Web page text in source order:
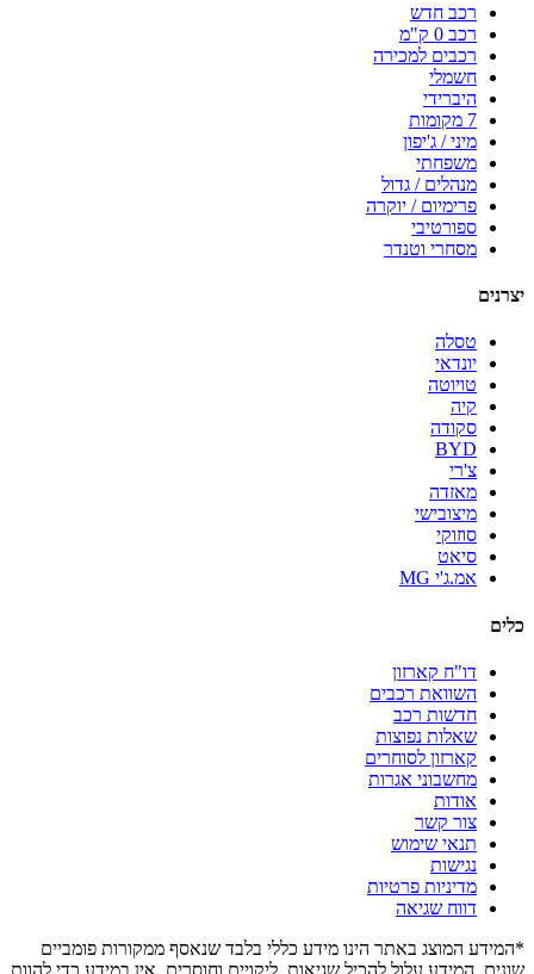
רכב חדש
רכב 0 ק"מ
רכבים למכירה
חשמלי
היברידי
7 מקומות
מיני / ג'יפון
משפחתי
מנהלים / גדול
פרימיום / יוקרה
ספורטיבי
מסחרי וטנדר
יצרנים
טסלה
יונדאי
טויוטה
קיה
סקודה
BYD
צ'רי
מאזדה
מיצובישי
סוזוקי
סיאט
אמ.ג'י MG
כלים
דו"ח קארזון
השוואת רכבים
חדשות רכב
שאלות נפוצות
קארזון לסוחרים
מחשבוני אגרות
אודות
צור קשר
תנאי שימוש
נגישות
מדיניות פרטיות
דווח שגיאה
*המידע המוצג באתר הינו מידע כללי בלבד שנאסף ממקורות פומביים
שונים. המידע עלול להכיל שגיאות, ליקויים וחוסרים. אין במידע כדי להוות